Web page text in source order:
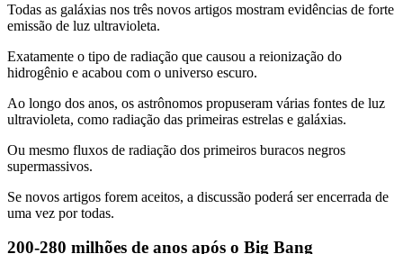
Todas as galáxias nos três novos artigos mostram evidências de forte
emissão de luz ultravioleta.
Exatamente o tipo de radiação que causou a reionização do
hidrogênio e acabou com o universo escuro.
Ao longo dos anos, os astrônomos propuseram várias fontes de luz
ultravioleta, como radiação das primeiras estrelas e galáxias.
Ou mesmo fluxos de radiação dos primeiros buracos negros
supermassivos.
Se novos artigos forem aceitos, a discussão poderá ser encerrada de
uma vez por todas.
200-280 milhões de anos após o Big Bang